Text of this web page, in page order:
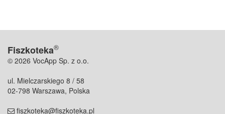
Fiszkoteka®
© 2026 VocApp Sp. z o.o.
ul. Mielczarskiego 8 / 58
02-798 Warszawa, Polska
fiszkoteka@fiszkoteka.pl